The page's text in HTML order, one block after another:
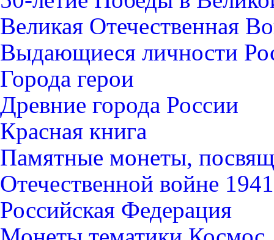
Великая Отечественная
Выдающиеся личности
Города герои
Древние города России
Красная книга
Памятные монеты,
Отечественной войне
Российская Федерация